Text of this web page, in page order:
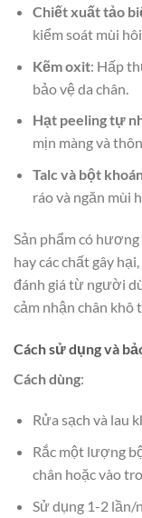
Chiết xuất tảo
kiểm soát mùi
Kẽm oxit: Hấp
bảo vệ da chân.
Hạt peeling tự
mịn màng và
Talc và bột
ráo và ngăn mùi
Sản phẩm có
hay các chất gây
đánh giá từ người
cảm nhận chân khô
Cách sử dụng và
Cách dùng:
Rửa sạch và lau
Rắc một lượng
chân hoặc vào
Sử dụng 1-2 lần/